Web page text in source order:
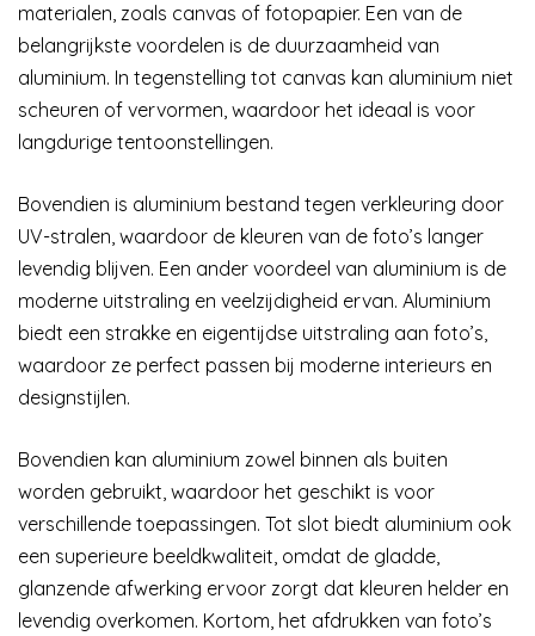
materialen, zoals canvas of fotopapier. Een van de
belangrijkste voordelen is de duurzaamheid van
aluminium. In tegenstelling tot canvas kan aluminium niet
scheuren of vervormen, waardoor het ideaal is voor
langdurige tentoonstellingen.
Bovendien is aluminium bestand tegen verkleuring door
UV-stralen, waardoor de kleuren van de foto’s langer
levendig blijven. Een ander voordeel van aluminium is de
moderne uitstraling en veelzijdigheid ervan. Aluminium
biedt een strakke en eigentijdse uitstraling aan foto’s,
waardoor ze perfect passen bij moderne interieurs en
designstijlen.
Bovendien kan aluminium zowel binnen als buiten
worden gebruikt, waardoor het geschikt is voor
verschillende toepassingen. Tot slot biedt aluminium ook
een superieure beeldkwaliteit, omdat de gladde,
glanzende afwerking ervoor zorgt dat kleuren helder en
levendig overkomen. Kortom, het afdrukken van foto’s